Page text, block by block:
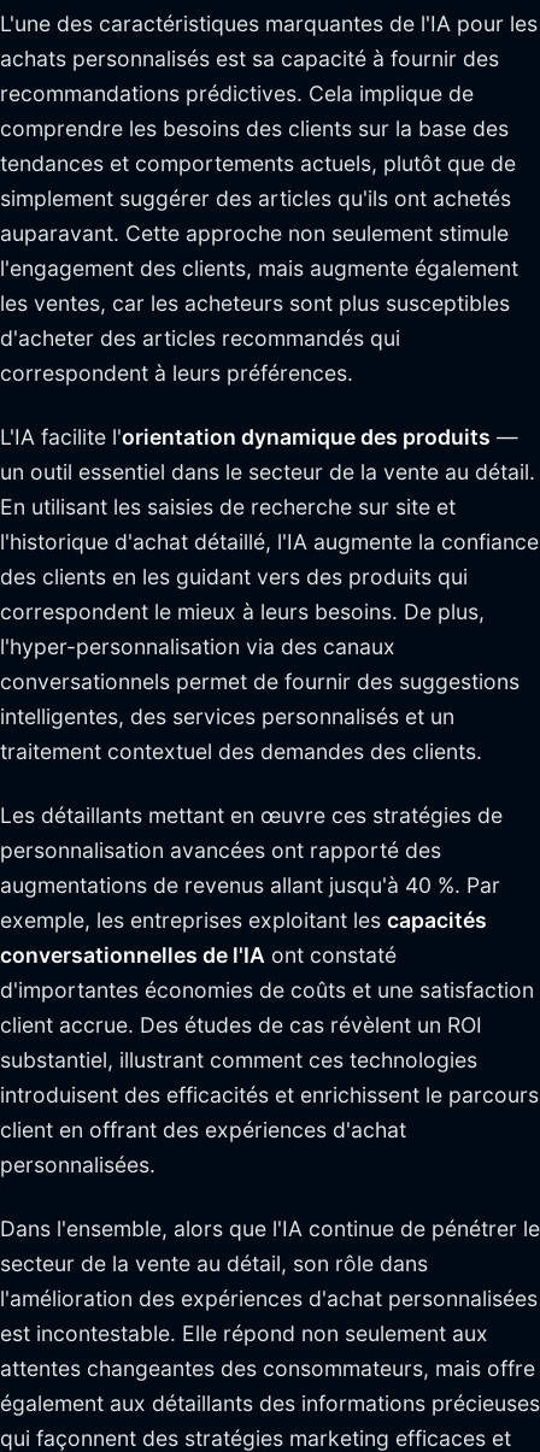
L'une des caractéristiques marquantes de l'IA pour les
achats personnalisés est sa capacité à fournir des
recommandations prédictives. Cela implique de
comprendre les besoins des clients sur la base des
tendances et comportements actuels, plutôt que de
simplement suggérer des articles qu'ils ont achetés
auparavant. Cette approche non seulement stimule
l'engagement des clients, mais augmente également
les ventes, car les acheteurs sont plus susceptibles
d'acheter des articles recommandés qui
correspondent à leurs préférences.
L'IA facilite l'orientation dynamique des produits —
un outil essentiel dans le secteur de la vente au détail.
En utilisant les saisies de recherche sur site et
l'historique d'achat détaillé, l'IA augmente la confiance
des clients en les guidant vers des produits qui
correspondent le mieux à leurs besoins. De plus,
l'hyper-personnalisation via des canaux
conversationnels permet de fournir des suggestions
intelligentes, des services personnalisés et un
traitement contextuel des demandes des clients.
Les détaillants mettant en œuvre ces stratégies de
personnalisation avancées ont rapporté des
augmentations de revenus allant jusqu'à 40 %. Par
exemple, les entreprises exploitant les capacités
conversationnelles de l'IA ont constaté
d'importantes économies de coûts et une satisfaction
client accrue. Des études de cas révèlent un ROI
substantiel, illustrant comment ces technologies
introduisent des efficacités et enrichissent le parcours
client en offrant des expériences d'achat
personnalisées.
Dans l'ensemble, alors que l'IA continue de pénétrer le
secteur de la vente au détail, son rôle dans
l'amélioration des expériences d'achat personnalisées
est incontestable. Elle répond non seulement aux
attentes changeantes des consommateurs, mais offre
également aux détaillants des informations précieuses
qui façonnent des stratégies marketing efficaces et